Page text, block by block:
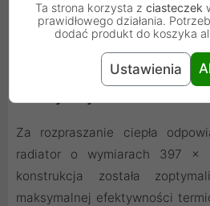
Za rozpraszanie ciepła
radiator o wymiarach 397
konstrukcja została
maksymalnej efektywności
Ta strona korzysta z ciasteczek
prawidłowego działania.
dodać produkt do koszyka
Ustawienia